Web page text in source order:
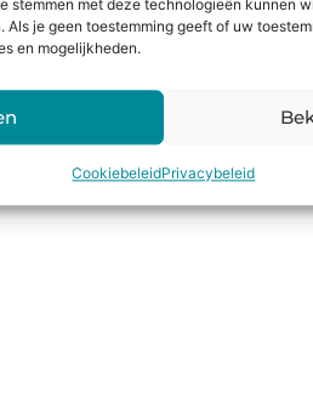
stemmen met deze technologieën kunnen
Als je geen toestemming geeft of uw
en mogelijkheden.
CookiebeleidPrivacybeleid